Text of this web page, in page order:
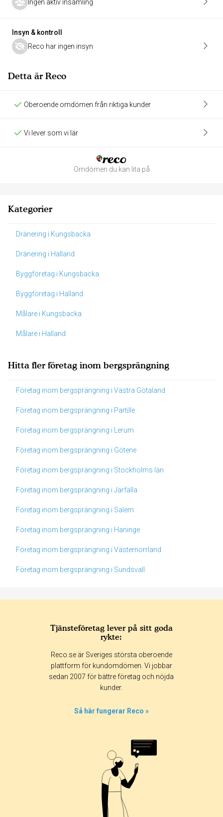
Ingen aktiv insamling
Insyn & kontroll
Reco har ingen insyn
Detta är Reco
Oberoende omdömen från riktiga kunder
Vi lever som vi lär
Omdömen du kan lita på
Kategorier
Dränering i Kungsbacka
Dränering i Halland
Byggföretag i Kungsbacka
Byggföretag i Halland
Målare i Kungsbacka
Målare i Halland
Hitta fler företag inom bergsprängning
Företag inom bergsprängning i Västra Götaland
Företag inom bergsprängning i Partille
Företag inom bergsprängning i Lerum
Företag inom bergsprängning i Götene
Företag inom bergsprängning i Stockholms län
Företag inom bergsprängning i Järfälla
Företag inom bergsprängning i Salem
Företag inom bergsprängning i Haninge
Företag inom bergsprängning i Västernorrland
Företag inom bergsprängning i Sundsvall
365 dagar 90 dagar
30 dagar
Tjänsteföretag lever på sitt goda
rykte:
Reco.se är Sveriges största oberoende
plattform för kundomdömen. Vi jobbar
sedan 2007 för bättre företag och nöjda
kunder.
Så här fungerar Reco »